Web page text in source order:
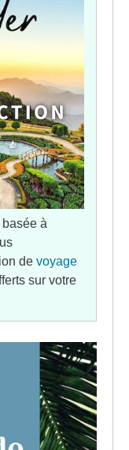
à
de voyage
sur votre